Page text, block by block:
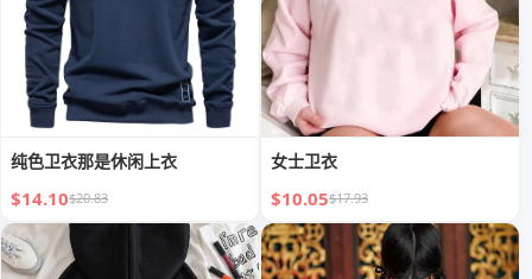
纯色卫衣那是休闲上衣
$14.10$20.83
女士卫衣
$10.05$17.93